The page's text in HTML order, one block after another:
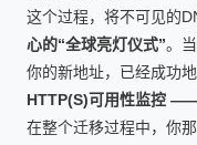
这个过程，将不可见的
心的“全球亮灯仪式”。
你的新地址，已经成功
HTTP(S)可用性监控
在整个迁移过程中，你